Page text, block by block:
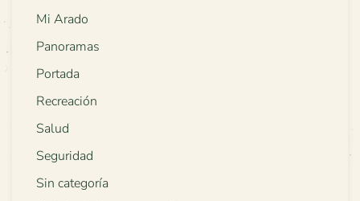
Mi Arado
Panoramas
Portada
Recreación
Salud
Seguridad
Sin categoría